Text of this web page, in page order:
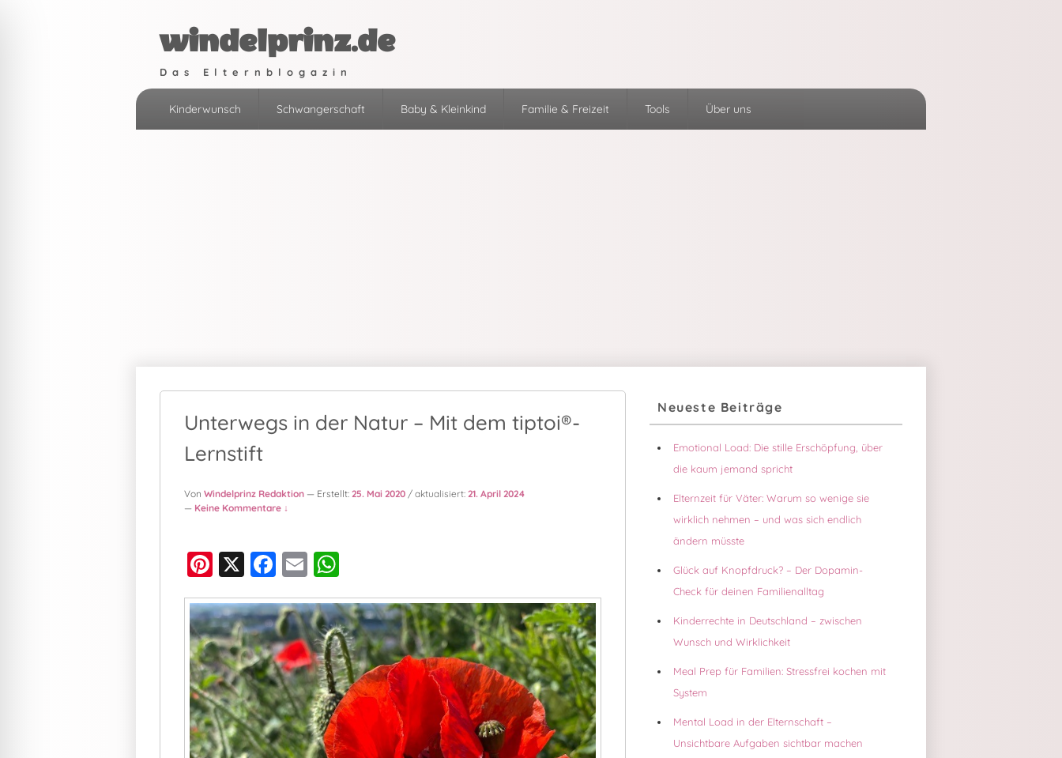
windelprinz.de
Das Elternblogazin
Primäres
Kinderwunsch Schwangerschaft Baby & Kleinkind Familie & Freizeit Tools Über uns
Unterwegs in der Natur – Mit dem tiptoi®-
Lernstift
Von Windelprinz Redaktion — Erstellt: 25. Mai 2020 / aktualisiert: 21. April 2024
— Keine Kommentare ↓
Pi
nt
er
e
st
X
F
a
c
e
b
o
o
k
E
m
ai
l
h
at
s
A
p
p
Seitenleisten-
Widgetbereich
Neueste Beiträge
Emotional Load: Die stille Erschöpfung, über
die kaum jemand spricht
Elternzeit für Väter: Warum so wenige sie
wirklich nehmen – und was sich endlich
ändern müsste
Glück auf Knopfdruck? – Der Dopamin-
Check für deinen Familienalltag
Kinderrechte in Deutschland – zwischen
Wunsch und Wirklichkeit
Meal Prep für Familien: Stressfrei kochen mit
System
Mental Load in der Elternschaft –
Unsichtbare Aufgaben sichtbar machen